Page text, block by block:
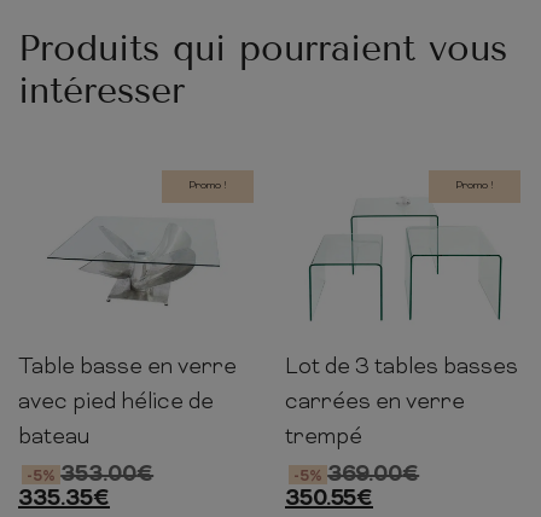
Produits qui pourraient vous
intéresser
Promo !
35cm 80cm 80cm
Table basse en verre
avec pied hélice de
bateau
353.00€
-5%
335.35€
Promo !
45cm 60cm 50cm
Lot de 3 tables basses
carrées en verre
trempé
369.00€
-5%
350.55€